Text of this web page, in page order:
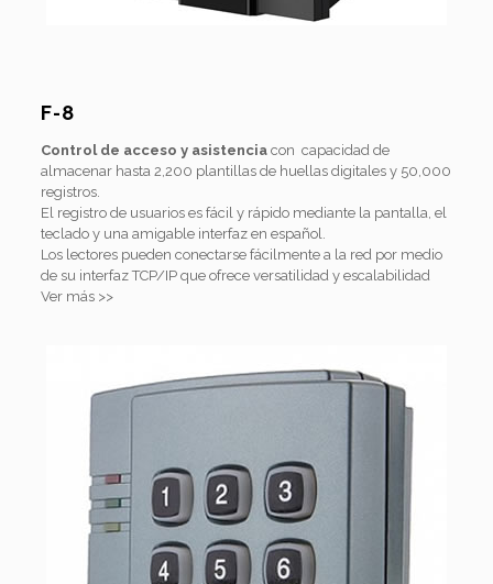
F-8
Control de acceso y asistenciacon capacidad de
almacenar hasta 2,200 plantillas de huellas digitales y 50,000
registros.
El registro de usuarios es fácil y rápido mediante la pantalla, el
teclado y una amigable interfaz en español.
Los lectores pueden conectarse fácilmente a la red por medio
de su interfaz TCP/IP que ofrece versatilidad y escalabilidad
Ver más >>